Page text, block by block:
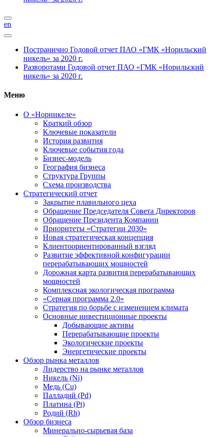
en
Постранично Годовой отчет ПАО «ГМК «Норильский
никель» за 2020 г.
Разворотами Годовой отчет ПАО «ГМК «Норильский
никель» за 2020 г.
Меню
О «Норникеле»
Краткий обзор
Ключевые показатели
История развития
Ключевые события года
Бизнес-модель
География бизнеса
Структура Группы
Схема производства
Стратегический отчет
Закрытие плавильного цеха
Обращение Председателя Совета Директоров
Обращение Президента Компании
Приоритеты «Стратегии 2030»
Новая стратегическая концепция
Клиентоориентированный взгляд
Развитие эффективной конфигурации
перерабатывающих мощностей
Дорожная карта развития перерабатывающих
мощностей
Комплексная экологическая программа
«Серная программа 2.0»
Стратегия по борьбе с изменением климата
Основные инвестиционные проекты
Добывающие активы
Перерабатывающие проекты
Экологические проекты
Энергетические проекты
Обзор рынка металлов
Лидерство на рынке металлов
Никель (Ni)
Медь (Cu)
Палладий (Pd)
Платина (Pt)
Родий (Rh)
Обзор бизнеса
Минерально-сырьевая база